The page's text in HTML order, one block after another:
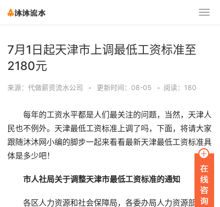
7月1日起天津市上调最低工资标准至
2180元
来源：代做薪资流水公司 • 更新时间：08-05 • 阅读：180
每年的工资水平都是人们最关注的问题，当然，天津人
民也不例外。天津最低工资标准上调了吗，下面，将请大家
跟随沐沐网小编的脚步一起来看看最新天津最低工资标准具
体是多少吧！
市人社局关于调整天津市最低工资标准的通知
各区人力资源和社会保障局，各委办局人力资源部门，